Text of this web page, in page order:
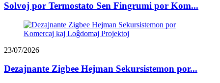
Solvoj por Termostato Sen Fingrumi por Kom...
23/07/2026
Dezajnante Zigbee Hejman Sekursistemon por...